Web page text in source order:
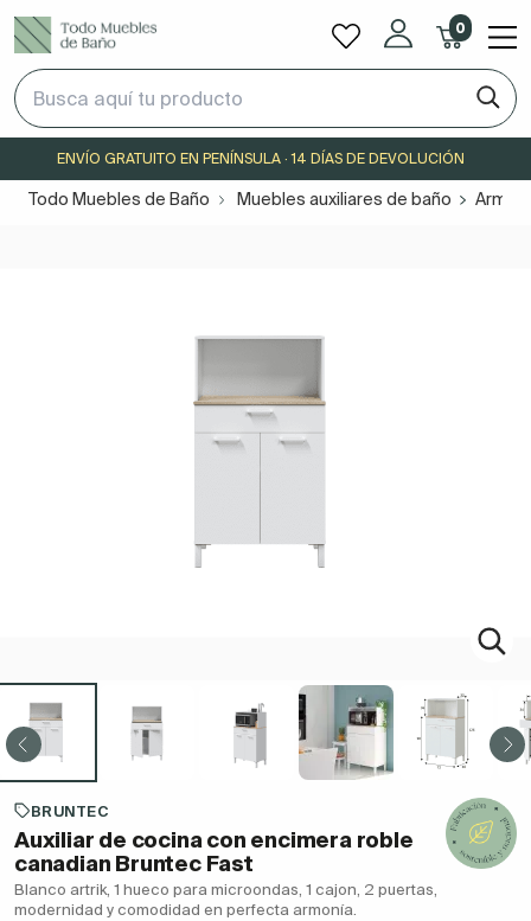
0
ENVÍO GRATUITO EN PENÍNSULA · 14 DÍAS DE DEVOLUCIÓN
Todo Muebles de Baño Muebles auxiliares de baño
BRUNTEC
Auxiliar de cocina con encimera roble
canadian Bruntec Fast
Blanco artrik, 1 hueco para microondas, 1 cajon, 2 puertas,
modernidad y comodidad en perfecta armonía.